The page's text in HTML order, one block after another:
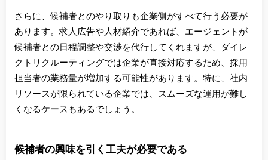
さらに、候補者とのやり取りも企業側がすべて行う必要が
あります。求人広告や人材紹介であれば、エージェントが
候補者との日程調整や交渉を代行してくれますが、ダイレ
クトリクルーティングでは企業が直接対応するため、採用
担当者の業務量が増加する可能性があります。特に、社内
リソースが限られている企業では、スムーズな運用が難し
くなるケースもあるでしょう。
候補者の興味を引く工夫が必要である